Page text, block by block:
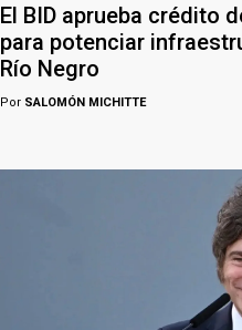
El BID aprueba crédito
para potenciar
Río Negro
Por SALOMÓN MICHITTE